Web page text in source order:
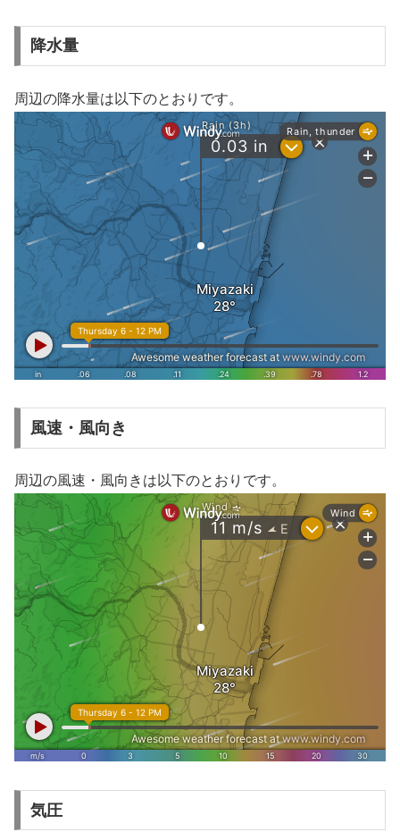
降水量
周辺の降水量は以下のとおりです。
風速・風向き
周辺の風速・風向きは以下のとおりです。
気圧